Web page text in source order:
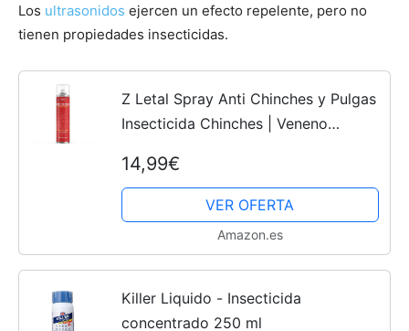
Los ultrasonidos ejercen un efecto repelente, pero no
tienen propiedades insecticidas.
Z Letal Spray Anti Chinches y Pulgas
Insecticida Chinches | Veneno
Repelente Especial Tejidos | Eficaz
contra las...
14,99€
VER OFERTA
Amazon.es
Killer Liquido - Insecticida
concentrado 250 ml